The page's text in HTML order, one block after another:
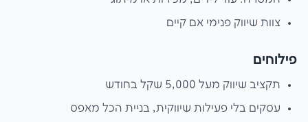
צוות שיווק פנימי אם קיים
פילוחים
תקציב שיווק מעל 5,000 שקל בחודש
עסקים בלי פעילות שיווקית, בניית הכל מאפס